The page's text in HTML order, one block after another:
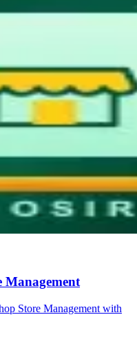
Management
Store Management with